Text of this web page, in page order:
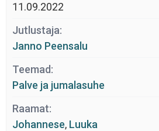
11.09.2022
Jutlustaja:
Janno Peensalu
Teemad:
Palve ja jumalasuhe
Raamat:
Johannese, Luuka